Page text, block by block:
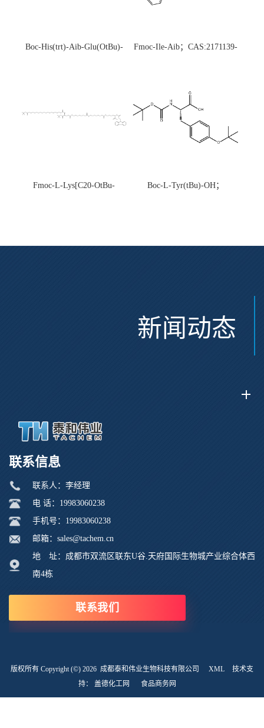
Boc-His(trt)-Aib-Glu(OtBu)-
Fmoc-Ile-Aib；CAS:2171139-
Fmoc-L-Lys[C20-OtBu-
Boc-L-Tyr(tBu)-OH；
新闻动态
联系信息
联系人：李经理
电 话：19983060238
手机号：19983060238
邮箱：sales@tachem.cn
地 址：成都市双流区联东U谷.天府国际生物城产业综合体西
南4栋
联系我们
版权所有 Copyright (©) 2026 成都泰和伟业生物科技有限公司 XML
技术支
持： 盖德化工网 食品商务网